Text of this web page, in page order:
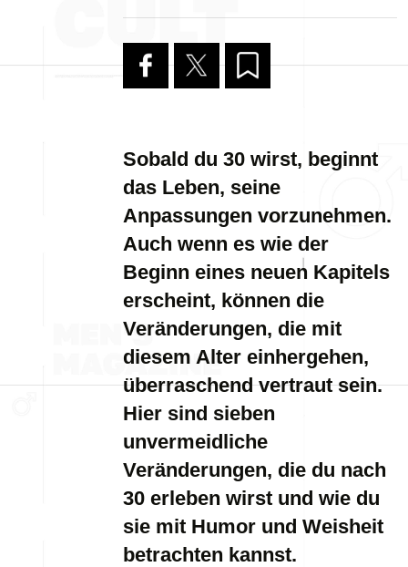
Sobald du 30 wirst, beginnt
das Leben, seine
Anpassungen vorzunehmen.
Auch wenn es wie der
Beginn eines neuen Kapitels
erscheint, können die
Veränderungen, die mit
diesem Alter einhergehen,
überraschend vertraut sein.
Hier sind sieben
unvermeidliche
Veränderungen, die du nach
30 erleben wirst und wie du
sie mit Humor und Weisheit
betrachten kannst.